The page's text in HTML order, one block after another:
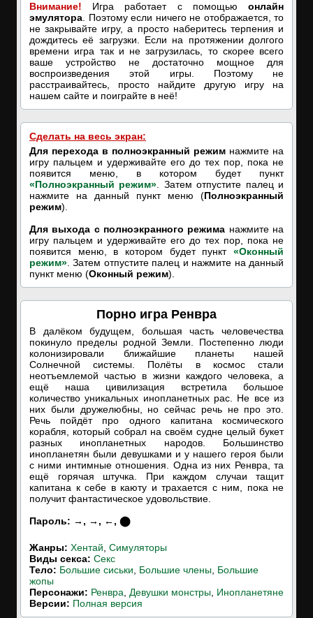
Внимание! Игра работает с помощью онлайн
эмулятора . Поэтому если ничего не отображается, то
не закрывайте игру, а просто наберитесь терпения и
дождитесь её загрузки. Если на протяжении долгого
времени игра так и не загрузилась, то скорее всего
ваше устройство не достаточно мощное для
воспроизведения этой игры. Поэтому не
расстраивайтесь, просто найдите другую игру на
нашем сайте и поиграйте в неё!
Сделать на весь экран:
Для перехода в полноэкранный режим нажмите на
игру пальцем и удерживайте его до тех пор, пока не
появится меню, в котором будет пункт
«Полноэкранный режим» . Затем отпустите палец и
нажмите на данный пункт меню (Полноэкранный
режим).
Для выхода с полноэкранного режима нажмите на
игру пальцем и удерживайте его до тех пор, пока не
появится меню, в котором будет пункт «Оконный
режим» . Затем отпустите палец и нажмите на данный
пункт меню (Оконный режим).
Порно игра Ренвра
В далёком будущем, большая часть человечества
покинуло пределы родной Земли. Постепенно люди
колонизировали ближайшие планеты нашей
Солнечной системы. Полёты в космос стали
неотъемлемой частью в жизни каждого человека, а
ещё наша цивилизация встретила большое
количество уникальных инопланетных рас. Не все из
них были дружелюбны, но сейчас речь не про это.
Речь пойдёт про одного капитана космического
корабля, который собрал на своём судне целый букет
разных инопланетных народов. Большинство
инопланетян были девушками и у нашего героя были
с ними интимные отношения. Одна из них Ренвра, та
ещё горячая штучка. При каждом случаи тащит
капитана к себе в каюту и трахается с ним, пока не
получит фантастическое удовольствие.
Пароль: →, →, ←, ⬤
Жанры: Хентай Симуляторы
Виды секса: Секс
Тело: Большие сиськи Большие члены Большие
жопы
Персонажи: Ренвра Девушки монстры Инопланетяне
Версии: Полная версия